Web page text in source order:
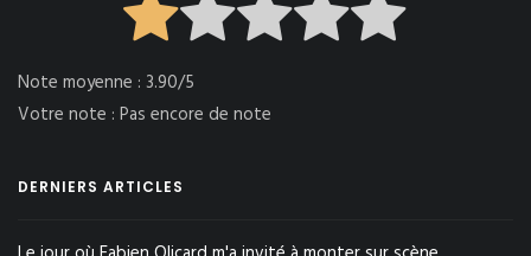
Note moyenne : 3.90/5
Votre note : Pas encore de note
DERNIERS ARTICLES